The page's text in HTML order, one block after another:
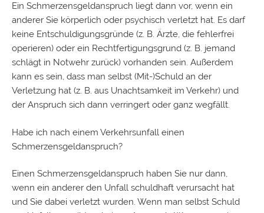
Ein Schmerzensgeldanspruch liegt dann vor, wenn ein
anderer Sie körperlich oder psychisch verletzt hat. Es darf
keine Entschuldigungsgründe (z. B. Ärzte, die fehlerfrei
operieren) oder ein Rechtfertigungsgrund (z. B. jemand
schlägt in Notwehr zurück) vorhanden sein. Außerdem
kann es sein, dass man selbst (Mit-)Schuld an der
Verletzung hat (z. B. aus Unachtsamkeit im Verkehr) und
der Anspruch sich dann verringert oder ganz wegfällt.
Habe ich nach einem Verkehrsunfall einen
Schmerzensgeldanspruch?
Einen Schmerzensgeldanspruch haben Sie nur dann,
wenn ein anderer den Unfall schuldhaft verursacht hat
und Sie dabei verletzt wurden. Wenn man selbst Schuld